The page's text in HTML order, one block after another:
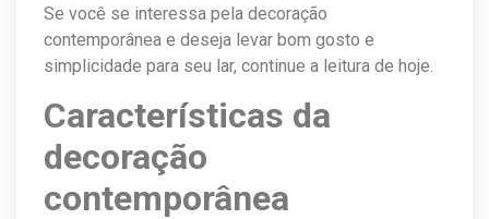
Se você se interessa pela decoração
contemporânea e deseja levar bom gosto e
simplicidade para seu lar, continue a leitura de hoje.
Características da
decoração
contemporânea